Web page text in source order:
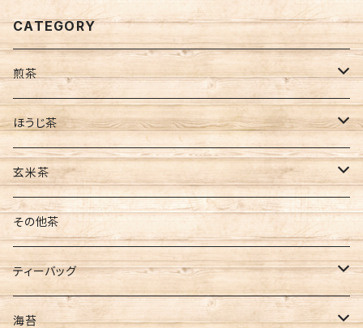
CATEGORY
煎茶
茶葉
缶入
袋入
ティーバッグ
水出し
新茶
ギフト
ほうじ茶
茶葉
ティーバッグ
玄米茶
茶葉
ティーバッグ
その他茶
ティーバッグ
煎茶
海苔